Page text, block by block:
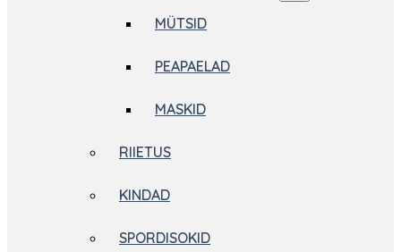
MÜTSID
PEAPAELAD
MASKID
RIIETUS
KINDAD
SPORDISOKID